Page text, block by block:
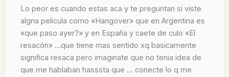
Lo peor es cuando estas aca y te preguntan si viste
algna pelicula como «Hangover» que en Argentina es
«que paso ayer?» y en España y caete de culo «El
resacón» …que tiene mas sentido xq basicamente
significa resaca pero imaginate que no tenia idea de
que me hablaban hasssta que … conecte lo q me